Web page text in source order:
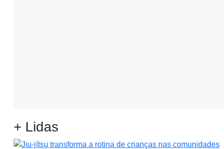
+ Lidas